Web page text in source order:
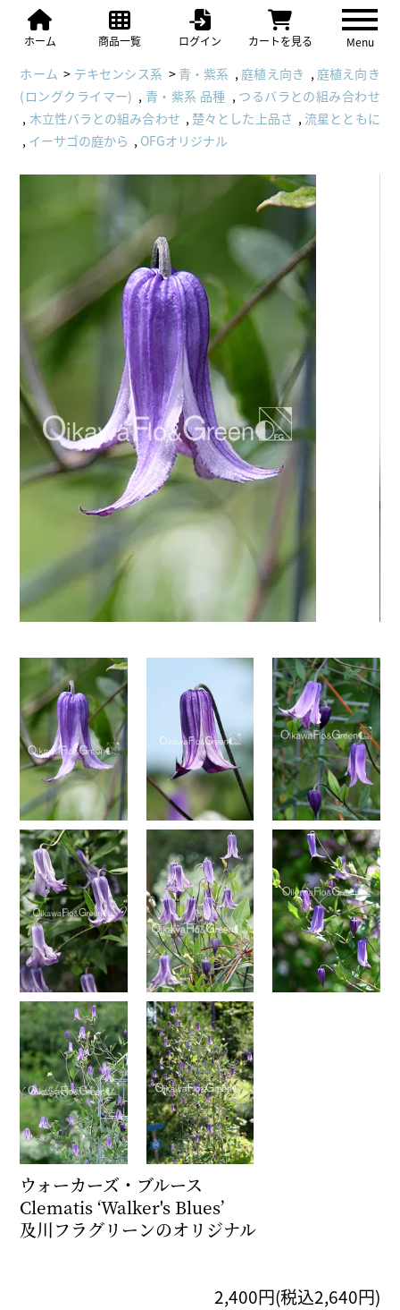
ホーム 商品一覧 ログイン カートを見る Menu
ホーム > テキセンシス系 > 青・紫系 , 庭植え向き , 庭植え向き
(ロングクライマー) , 青・紫系 品種 , つるバラとの組み合わせ
, 木立性バラとの組み合わせ , 楚々とした上品さ , 流星とともに
, イーサゴの庭から , OFGオリジナル
ウォーカーズ・ブルース
Clematis ‘Walker's Blues’
及川フラグリーンのオリジナル
2,400円(税込2,640円)